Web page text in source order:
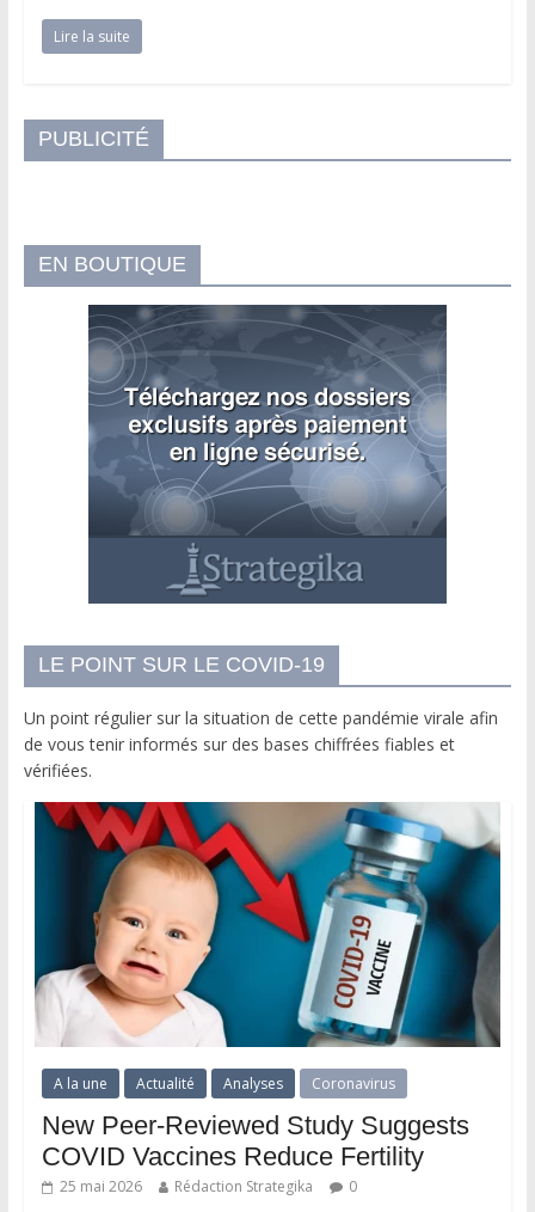
Lire la suite
PUBLICITÉ
EN BOUTIQUE
LE POINT SUR LE COVID-19
Un point régulier sur la situation de cette pandémie virale afin
de vous tenir informés sur des bases chiffrées fiables et
vérifiées.
A la une Actualité Analyses Coronavirus
New Peer-Reviewed Study Suggests
COVID Vaccines Reduce Fertility
25 mai 2026 Rédaction Strategika 0